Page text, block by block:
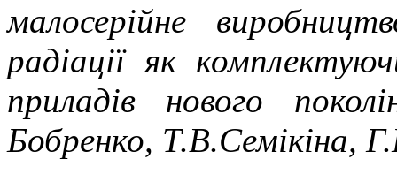
малосерійне
радіації як
приладів нового
Бобренко, Т.В.Семікіна,